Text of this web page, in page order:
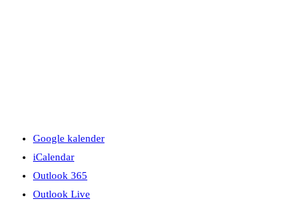
Google kalender
iCalendar
Outlook 365
Outlook Live